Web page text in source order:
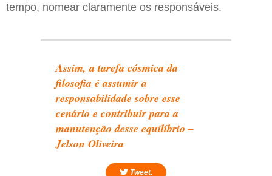
tempo, nomear claramente os responsáveis.
Assim, a tarefa cósmica da
filosofia é assumir a
responsabilidade sobre esse
cenário e contribuir para a
manutenção desse equilíbrio –
Jelson Oliveira
Tweet.